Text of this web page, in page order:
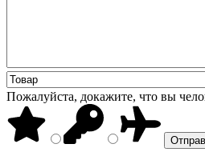
Пожалуйста, докажите, что вы